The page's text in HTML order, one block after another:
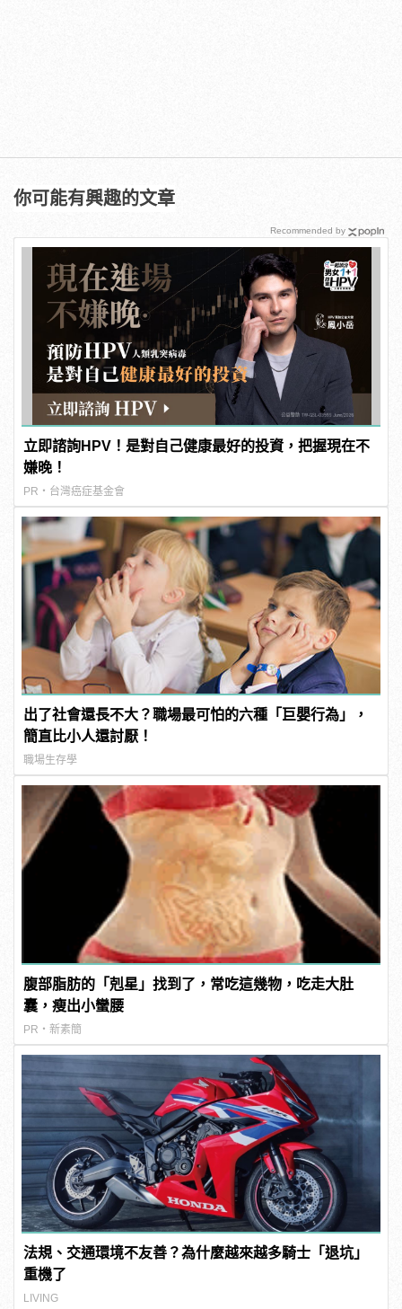
你可能有興趣的文章
立即諮詢HPV！是對自己健康最好的投資，把握現在不
嫌晚！
PR・台灣癌症基金會
出了社會還長不大？職場最可怕的六種「巨嬰行為」，
簡直比小人還討厭！
職場生存學
腹部脂肪的「剋星」找到了，常吃這幾物，吃走大肚
囊，瘦出小蠻腰
PR・新素簡
法規、交通環境不友善？為什麼越來越多騎士「退坑」
重機了
LIVING
Recommended by